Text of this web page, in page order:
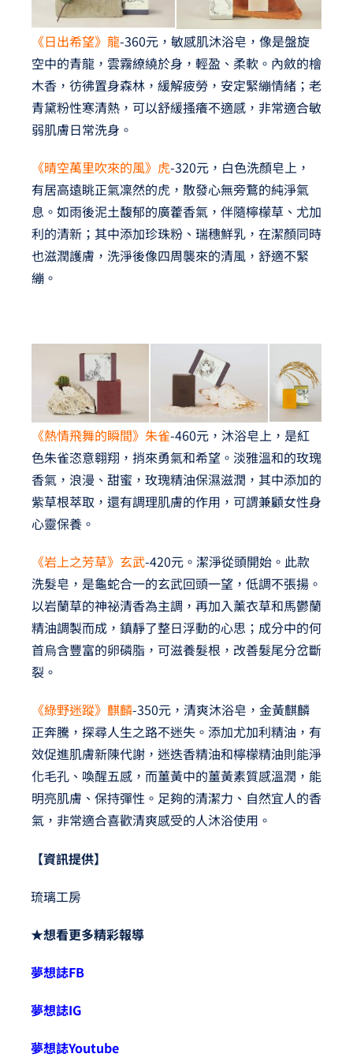
《日出希望》龍-360元，敏感肌沐浴皂，像是盤旋
空中的青龍，雲霧繚繞於身，輕盈、柔軟。內斂的檜
木香，彷彿置身森林，緩解疲勞，安定緊繃情緒；老
青黛粉性寒清熱，可以舒緩搔癢不適感，非常適合敏
弱肌膚日常洗身。
《晴空萬里吹來的風》虎-320元，白色洗顏皂上，
有居高遠眺正氣凜然的虎，散發心無旁鶩的純淨氣
息。如雨後泥土馥郁的廣藿香氣，伴隨檸檬草、尤加
利的清新；其中添加珍珠粉、瑞穗鮮乳，在潔顏同時
也滋潤護膚，洗淨後像四周襲來的清風，舒適不緊
繃。
《熱情飛舞的瞬間》朱雀-460元，沐浴皂上，是紅
色朱雀恣意翱翔，捎來勇氣和希望。淡雅溫和的玫瑰
香氣，浪漫、甜蜜，玫瑰精油保濕滋潤，其中添加的
紫草根萃取，還有調理肌膚的作用，可謂兼顧女性身
心靈保養。
《岩上之芳草》玄武-420元。潔淨從頭開始。此款
洗髮皂，是龜蛇合一的玄武回頭一望，低調不張揚。
以岩蘭草的神祕清香為主調，再加入薰衣草和馬鬱蘭
精油調製而成，鎮靜了整日浮動的心思；成分中的何
首烏含豐富的卵磷脂，可滋養髮根，改善髮尾分岔斷
裂。
《綠野迷蹤》麒麟-350元，清爽沐浴皂，金黃麒麟
正奔騰，探尋人生之路不迷失。添加尤加利精油，有
效促進肌膚新陳代謝，迷迭香精油和檸檬精油則能淨
化毛孔、喚醒五感，而薑黃中的薑黃素質感溫潤，能
明亮肌膚、保持彈性。足夠的清潔力、自然宜人的香
氣，非常適合喜歡清爽感受的人沐浴使用。
【資訊提供】
琉璃工房
★想看更多精彩報導
夢想誌FB
夢想誌IG
夢想誌Youtube